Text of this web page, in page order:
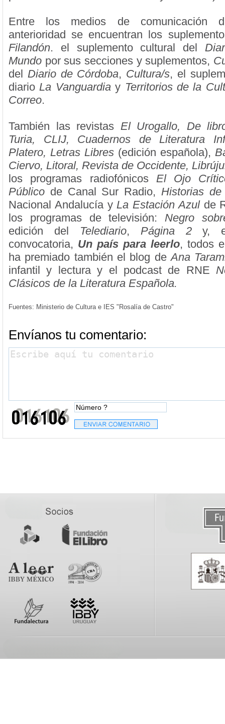
Entre los medios de comunicación
anterioridad se encuentran los
Filandón. el suplemento cultural del
Mundo por sus secciones y suplementos,
del Diario de Córdoba, Cultura/s, el
diarioLa Vanguardiay Territorios de la
Correo.
También las revistas El Urogallo, De
Turia, CLIJ, Cuadernos de Literatura
Platero, Letras Libres (edición española),
Ciervo, Litoral, Revista de Occidente,
los programas radiofónicos El Ojo
Público de Canal Sur Radio, Historias de
Nacional Andalucía yLa Estación Azul de
los programas de televisión: Negro
edición del Telediario, Página 2y,
convocatoria, Un país para leerlo, todos
ha premiado también el blog deAna
infantil y lectura y el podcast de RNE
Clásicos de la Literatura Española.
Fuentes: Ministerio de Cultura e IES "Rosalía de Castro"
Envíanos tu comentario: